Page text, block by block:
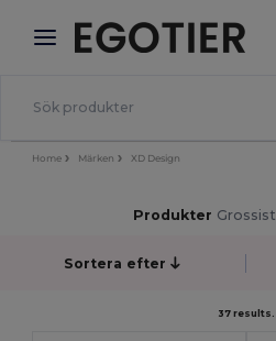
× Egotier-app
Bättre priser i appen!
Home Märken XD Design
Produkter Grossist
Sortera efter
37 results.